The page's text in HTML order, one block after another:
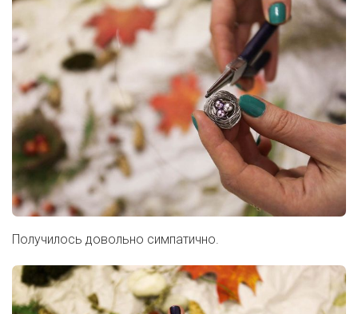
Получилось довольно симпатично.